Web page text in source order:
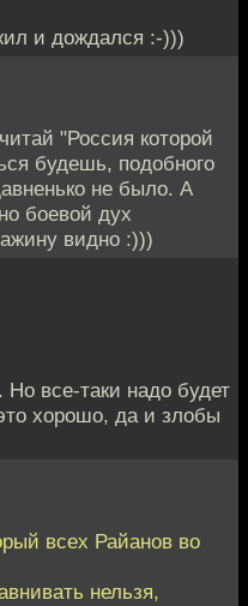
и дождался :-)))
"Россия которой
будешь, подобного
не было. А
боевой дух
видно :)))
все-таки надо будет
хорошо, да и злобы
всех Райанов во
нельзя,